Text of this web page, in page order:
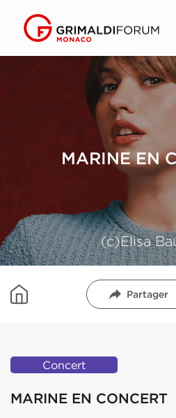
MARINE EN
(c)Elisa
Partager
Concert
MARINE EN CONCERT